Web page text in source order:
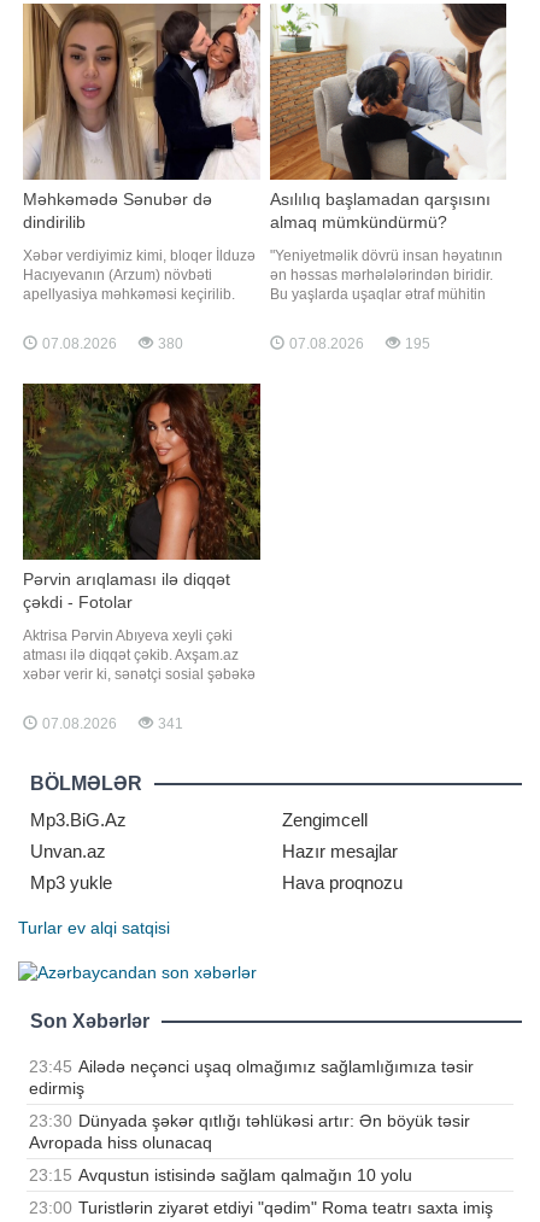
nin rəsmi saytı məlumat yayıb.
Mütəxəssisin bu vəzifəyə təyinatı
qurumun nizamnaməsinə əsasən,
KFF İcraiyyə Komitəsini
çəkirdi və 2023-cü ildə vəfat edib.
Bir neçə gün əvvəl isə onu
Məhkəmədə Sənubər də
dindirilib
Xəbər verdiyimiz kimi, bloqer İlduzə
Hacıyevanın (Arzum) növbəti
apellyasiya məhkəməsi keçirilib.
zamanı blogerin vəkillərinin təkrar
ekspertiza təyin edilməsi istəyi
müəyyən vaxta təyin edilib.
Məhkəmədə qəza zamanı
avtomobildə olan Sənubə
07.08.2026 380
Asılılıq başlamadan qarşısını
almaq mümkündürmü?
"Yeniyetməlik dövrü insan həyatının
ən həssas mərhələlərindən biridir.
Bu yaşlarda uşaqlar ətraf mühitin
maraq göstərir və bəzən
düşünmədən riskli qərarlar verirlər.
07.08.2026 195
Pərvin arıqlaması ilə diqqət
çəkdi - Fotolar
Aktrisa Pərvin Abıyeva xeyli çəki
atması ilə diqqət çəkib. Axşam.az
xəbər verir ki, sənətçi sosial şəbəkə
ilə bölüşüb. Paylaşımlarda onun
nəzərəçarpacaq dərəcədə
Pərvin bir neçə gün əvvəl də yeni
görünüşünü nümayiş etdirərək bu
nəticən
07.08.2026 341
BÖLMƏLƏR
Mp3.BiG.Az
Zengimcell
Unvan.az
Hazır mesajlar
Mp3 yukle
Hava proqnozu
Turlar ev alqi satqisi
Son Xəbərlər
23:45 Ailədə neçənci uşaq olmağımız sağlamlığımıza təsir
edirmiş
23:30 Dünyada şəkər qıtlığı təhlükəsi artır: Ən böyük təsir
Avropada hiss olunacaq
23:15 Avqustun istisində sağlam qalmağın 10 yolu
23:00 Turistlərin ziyarət etdiyi "qədim" Roma teatrı saxta imiş